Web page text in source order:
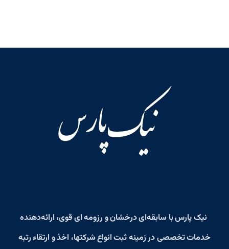
نیک پارسبا سابقه‌ای درخشان و رزومه‌ ای قوی، ارائه‌دهنده
خدمات تخصصی در زمینهثبت انواع شرکتها، اخذ و ارتقاء رتبه